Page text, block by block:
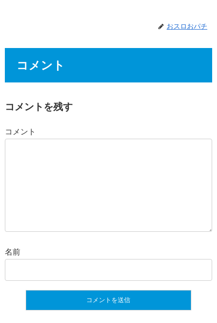
おスロおパチ
コメント
コメントを残す
コメント
名前